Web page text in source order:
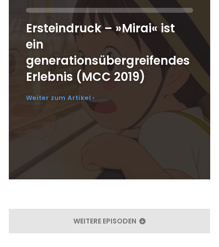
Ersteindruck – »Mirai« ist
ein
generationsübergreifendes
Erlebnis (MCC 2019)
Weiter zum Artikel ›
WEITERE EPISODEN